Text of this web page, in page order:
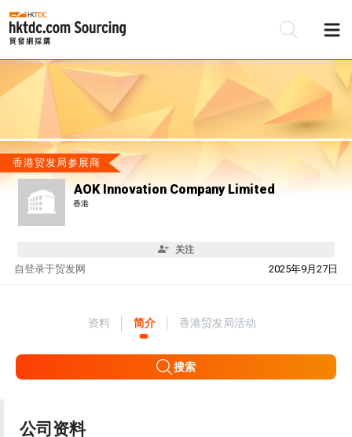
香港贸发局参展商
AOK Innovation Company Limited
香港
关注
自 2025年9月27日
登录于贸发网
资料 简介 香港贸发局活动
搜索
公司资料